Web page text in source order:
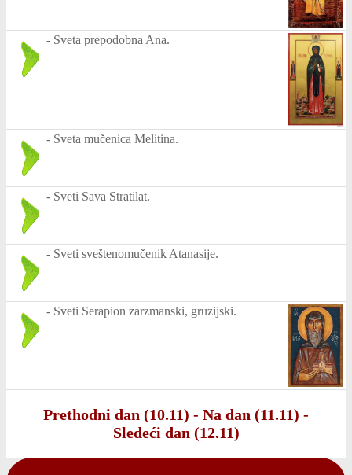
- Sveta prepodobna Ana.
- Sveta mučenica Melitina.
- Sveti Sava Stratilat.
- Sveti sveštenomučenik Atanasije.
- Sveti Serapion zarzmanski, gruzijski.
Prethodni dan (10.11) - Na dan (11.11) -
Sledeći dan (12.11)